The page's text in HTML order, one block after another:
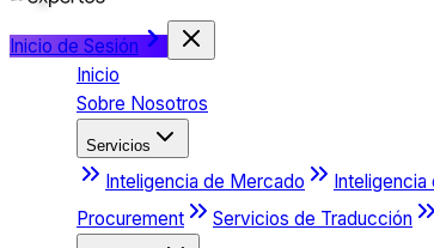
Inicio de Sesión
Inicio
Sobre Nosotros
Servicios
Inteligencia de Mercado Inteligencia
Procurement
Servicios de Traducción